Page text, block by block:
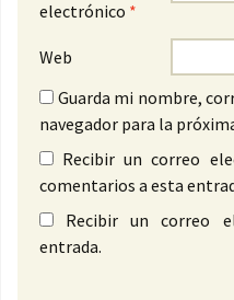
electrónico *
Web
Guarda mi nombre,
navegador para la
Recibir un correo
comentarios a esta
Recibir un correo
entrada.